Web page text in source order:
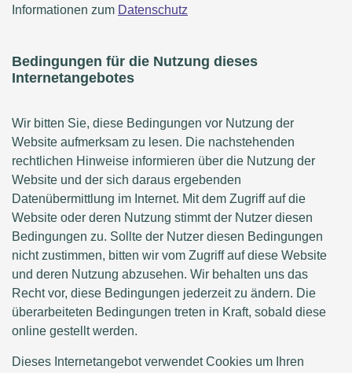
Informationen zum Datenschutz
Bedingungen für die Nutzung dieses
Internetangebotes
Wir bitten Sie, diese Bedingungen vor Nutzung der
Website aufmerksam zu lesen. Die nachstehenden
rechtlichen Hinweise informieren über die Nutzung der
Website und der sich daraus ergebenden
Datenübermittlung im Internet. Mit dem Zugriff auf die
Website oder deren Nutzung stimmt der Nutzer diesen
Bedingungen zu. Sollte der Nutzer diesen Bedingungen
nicht zustimmen, bitten wir vom Zugriff auf diese Website
und deren Nutzung abzusehen. Wir behalten uns das
Recht vor, diese Bedingungen jederzeit zu ändern. Die
überarbeiteten Bedingungen treten in Kraft, sobald diese
online gestellt werden.
Dieses Internetangebot verwendet Cookies um Ihren